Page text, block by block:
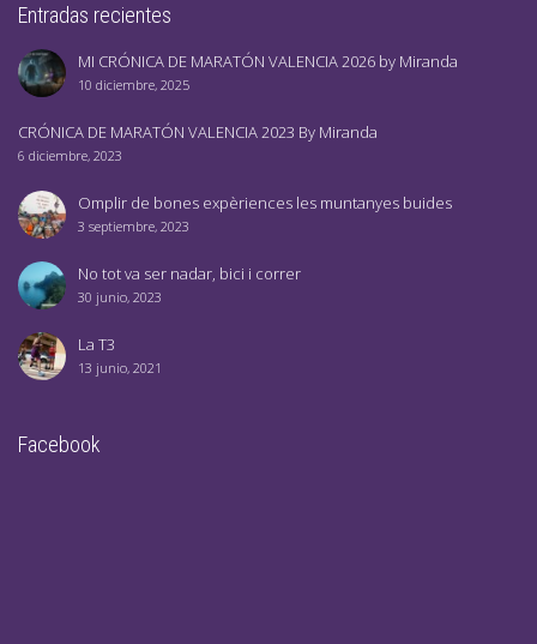
Entradas recientes
MI CRÓNICA DE MARATÓN VALENCIA 2026 by Miranda
10 diciembre, 2025
CRÓNICA DE MARATÓN VALENCIA 2023 By Miranda
6 diciembre, 2023
Omplir de bones expèriences les muntanyes buides
3 septiembre, 2023
No tot va ser nadar, bici i correr
30 junio, 2023
La T3
13 junio, 2021
Facebook